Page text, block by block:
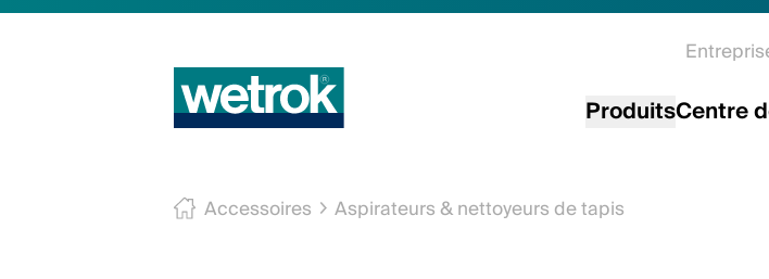
ProduitsCentre
Accessoires Aspirateurs & nettoyeurs de tapis